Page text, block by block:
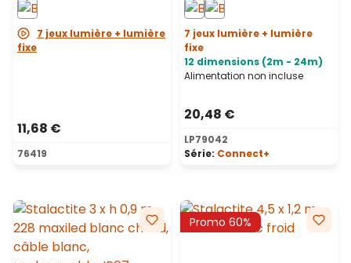
microled blanc chaud,
câble métallique
argenté
7 jeux lumière + lumière
fixe
11,68 €
76419
transparent,
prolongeable
7 jeux lumière + lumière
fixe
12 dimensions (2m - 24m)
Alimentation non incluse
20,48 €
LP79042
Série: Connect+
Promo 60%